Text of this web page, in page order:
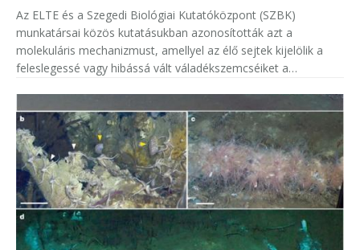
Az ELTE és a Szegedi Biológiai Kutatóközpont (SZBK)
munkatársai közös kutatásukban azonosították azt a
molekuláris mechanizmust, amellyel az élő sejtek kijelölik a
feleslegessé vagy hibássá vált váladékszemcséiket a